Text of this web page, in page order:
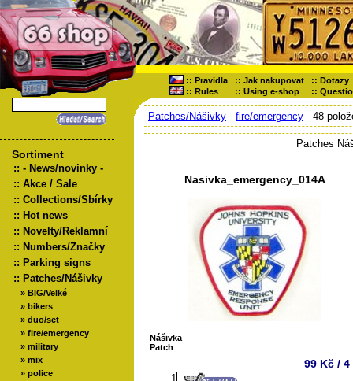
:: Pravidla :: Jak nakupovat :: Dotazy
:: Rules :: Using e-shop ::
Sortiment
:: - News/novinky -
:: Akce / Sale
:: Collections/Sbírky
:: Hot news
:: Novelty/Reklamní
:: Numbers/Značky
:: Parking signs
:: Patches/Nášivky
» BIG/Velké
» bikers
» duo/set
» fire/emergency
» military
» mix
» police
Patches/Nášivky - fire/emergency - 48
Patches
Nasivka_emergency_014A
Nášivka
Patch
99 Kč / 4